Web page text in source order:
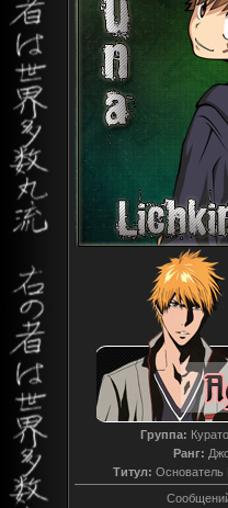
Группа:
Ранг:
Титул: Основатель